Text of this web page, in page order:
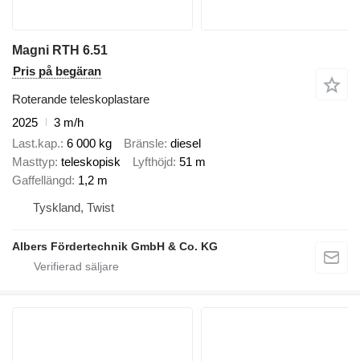
Magni RTH 6.51
Pris på begäran
Roterande teleskoplastare
2025
3 m/h
Last.kap. 6 000 kg Bränsle diesel
Masttyp teleskopisk Lyfthöjd 51 m
Gaffellängd 1,2 m
Tyskland, Twist
Albers Fördertechnik GmbH & Co. KG